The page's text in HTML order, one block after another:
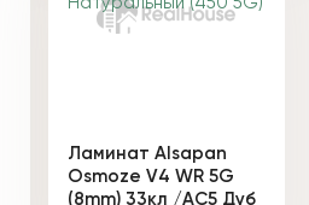
Ламинат Alsapan
Osmoze V4 WR 5G
(8mm) 33кл /AC5 Дуб